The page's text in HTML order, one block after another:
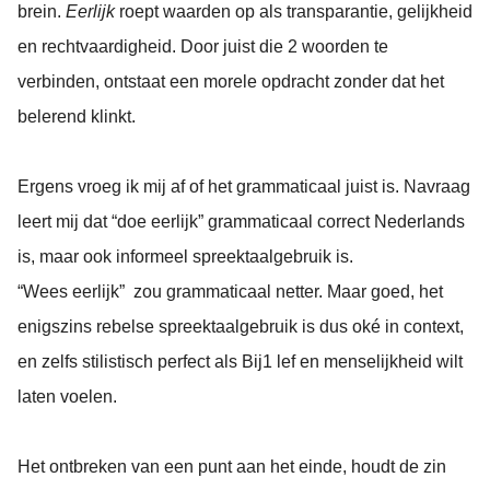
brein. Eerlijkroept waarden op als transparantie, gelijkheid
en rechtvaardigheid. Door juist die 2 woorden te
verbinden, ontstaat een morele opdracht zonder dat het
belerend klinkt.
Ergens vroeg ik mij af of het grammaticaal juist is. Navraag
leert mij dat “doe eerlijk” grammaticaal correct Nederlands
is, maar ook informeel spreektaalgebruik is.
“Wees eerlijk” zou grammaticaal netter. Maar goed, het
enigszins rebelse spreektaalgebruik is dus oké in context,
en zelfs stilistisch perfect als Bij1 lef en menselijkheid wilt
laten voelen.
Het ontbreken van een punt aan het einde, houdt de zin